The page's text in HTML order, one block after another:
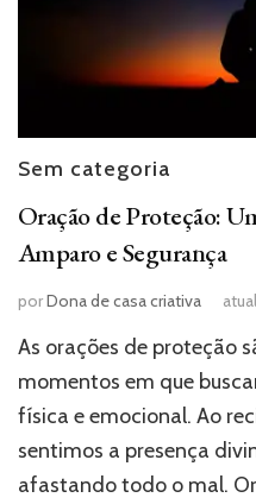
Sem categoria
Oração de Proteção:
Amparo e Segurança
porDona de casa criativa
As orações de proteção
momentos em que
física e emocional. Ao
sentimos a presença
afastando todo o mal.